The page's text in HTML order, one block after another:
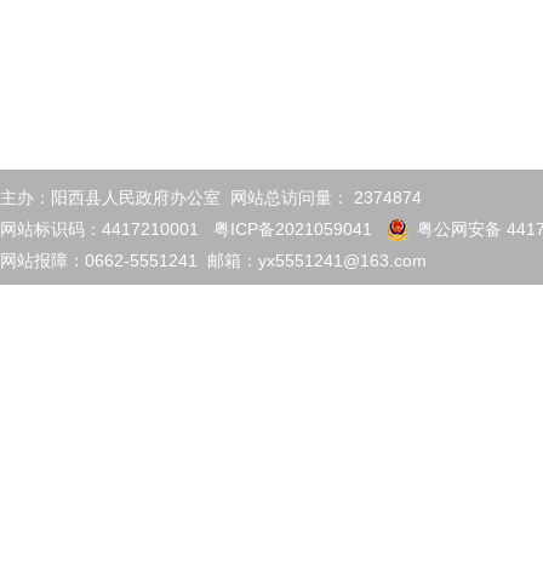
主办：阳西县人民政府办公室 网站总访问量： 2374874
网站标识码：4417210001 粤ICP备2021059041
粤公网安备
网站报障：0662-5551241 邮箱：yx5551241@163.com